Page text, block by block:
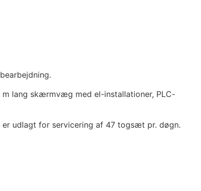
lang skærmvæg med el-installationer, PLC-
udlagt for servicering af 47 togsæt pr. døgn.